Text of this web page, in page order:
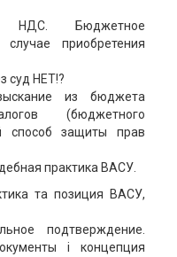
НДС. Бюджетное
приобретения
суд НЕТ!?
из бюджета
(бюджетного
способ защиты прав
практика ВАСУ.
та позиция ВАСУ,
подтверждение.
і концепция